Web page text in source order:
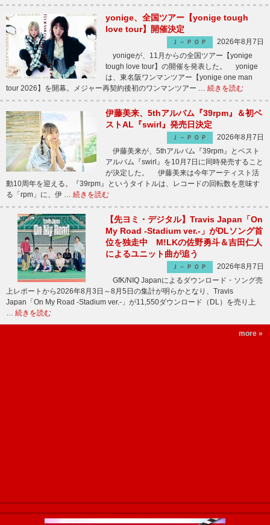
yonige、全国ツアー【yonige tough
love tour】開催決定
Ｊ－ＰＯＰ
2026年8月7日
yonigeが、11月からの全国ツアー【yonige
tough love tour】の開催を発表した。 yonige
は、東名阪ワンマンツアー【yonige one man
tour 2026】を開幕。メジャー再契約後初のワンマンツアー … 続きを読む
伊藤美来、5thアルバム『39rpm』＆初ベ
ストAL『swirl』発売日決定
Ｊ－ＰＯＰ
2026年8月7日
伊藤美来が、5thアルバム『39rpm』とベスト
アルバム『swirl』を10月7日に同時発売すること
が決定した。 伊藤美来は今年アーティスト活
動10周年を迎える。『39rpm』というタイトルは、レコードの回転数を意味す
る「rpm」に、伊 … 続きを読む
【先ヨミ・デジタル】Travis Japan「On
My Road -Stadium ver.-」がDLソング首
位を独走中 M!LKの佐野勇斗＆吉田仁人
によるユニット曲が追う
Ｊ－ＰＯＰ
2026年8月7日
GfK/NIQ Japanによるダウンロード・ソング売
上レポートから2026年8月3日～8月5日の集計が明らかとなり、Travis
Japan「On My Road -Stadium ver.-」が11,550ダウンロード（DL）を売り上
… 続きを読む
more »